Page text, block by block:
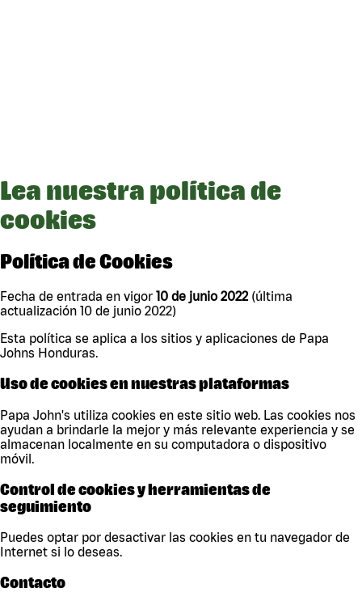
Lea nuestra política de
cookies
Política de Cookies
Fecha de entrada en vigor 10 de junio 2022 (última
actualización 10 de junio 2022)
Esta política se aplica a los sitios y aplicaciones de Papa
Johns Honduras.
Uso de cookies en nuestras plataformas
Papa John's utiliza cookies en este sitio web. Las cookies nos
ayudan a brindarle la mejor y más relevante experiencia y se
almacenan localmente en su computadora o dispositivo
móvil.
Control de cookies y herramientas de
seguimiento
Puedes optar por desactivar las cookies en tu navegador de
Internet si lo deseas.
Contacto